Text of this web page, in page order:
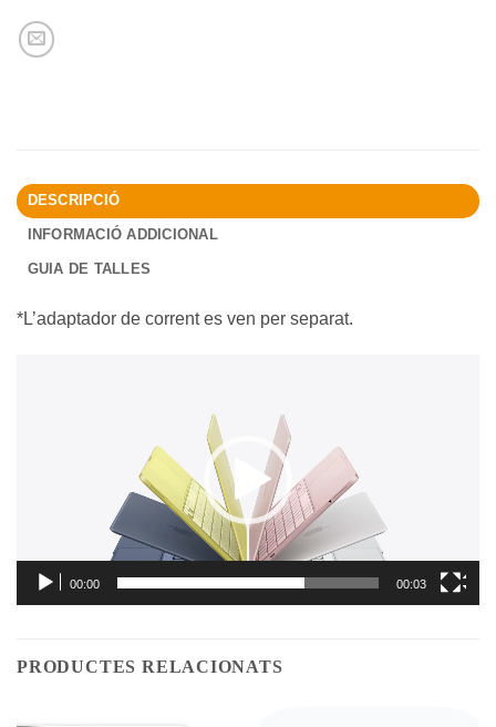
DESCRIPCIÓ
INFORMACIÓ ADDICIONAL
GUIA DE TALLES
*L’adaptador de corrent es ven per separat.
00:00 00:03
PRODUCTES RELACIONATS